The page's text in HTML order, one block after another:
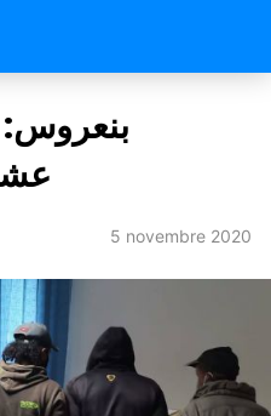
5 novembre 2020